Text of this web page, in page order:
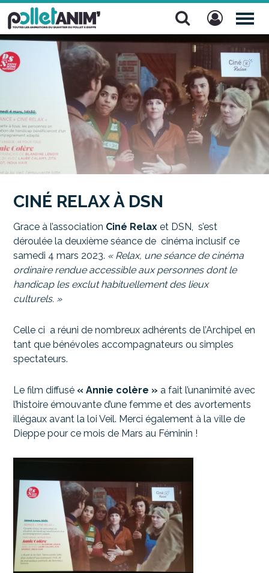
Pollet Anim'
CINÉ RELAX À DSN
Grace à l’association Ciné Relax et DSN, s’est
déroulée la deuxième séance de cinéma inclusif ce
samedi 4 mars 2023. « Relax, une séance de cinéma
ordinaire rendue accessible aux personnes dont le
handicap les exclut habituellement des lieux
culturels. »
Celle ci a réuni de nombreux adhérents de l’Archipel en
tant que bénévoles accompagnateurs ou simples
spectateurs.
Le film diffusé « Annie colère » a fait l’unanimité avec
l’histoire émouvante d’une femme et des avortements
illégaux avant la loi Veil. Merci également à la ville de
Dieppe pour ce mois de Mars au Féminin !